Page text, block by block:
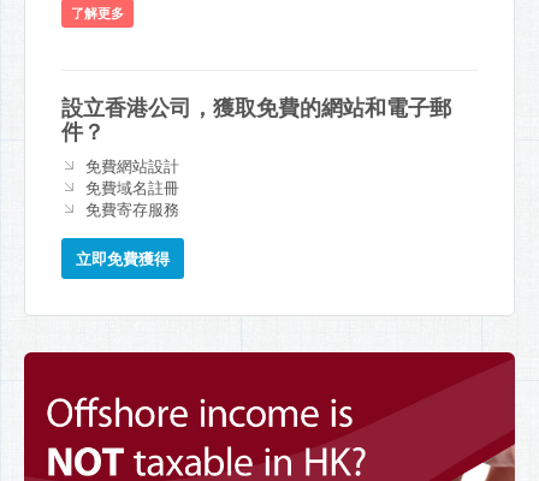
了解更多
設立香港公司，獲取免費的網站和電子郵
件？
免費網站設計
免費域名註冊
免費寄存服務
立即免費獲得